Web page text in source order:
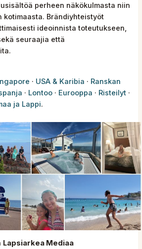
perheen näkökulmasta niin
kotimaasta. Brändiyhteistyöt
ideoinnista toteutukseen,
seuraajia että
· USA & Karibia · Ranskan
· Lontoo · Eurooppa · Risteilyt ·
ja Lappi.
Lapsiarkea Mediaa